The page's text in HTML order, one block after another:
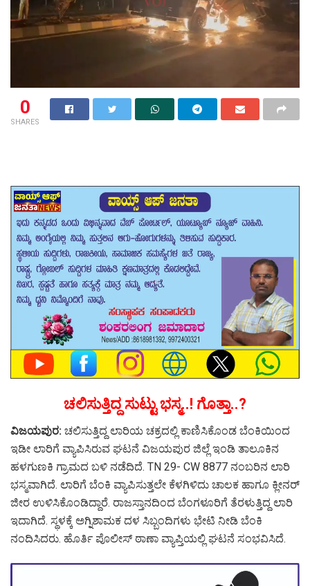
0
SHARES
ಚಲಿಸುತ್ತಿದ್ದ ಸುಟ್ಟು ಭಸ್ಮ..! ಗೊತ್ತಾ..?
ವಿಜಯಪುರ: ಚಲಿಸುತ್ತಿದ್ದ ಲಾರಿಯ ಚಕ್ರದಲ್ಲಿ‌ ಕಾಣಿಸಿಕೊಂಡ ಬೆಂಕಿಯಿಂದ
ಇಡೀ ಲಾರಿಗೆ ವ್ಯಾಪಿಸಿರುವ ಘಟನೆ ವಿಜಯಪುರ ಜಿಲ್ಲೆ ಇಂಡಿ ತಾಲೂಕಿನ
ಹಳಗುಣಕಿ ಗ್ರಾಮದ ಬಳಿ ನಡೆದಿದೆ. TN 29- CW 8877 ನಂಬರಿನ ಲಾರಿ
ಭಸ್ಮವಾಗಿದೆ. ಲಾರಿಗೆ ಬೆಂಕಿ ವ್ಯಾಪಿಸುತ್ತಲೇ ಕೆಳಗಿಳಿದು ಚಾಲಕ ಹಾಗೂ ಕ್ಲೀನರ್
ಜೀರ ಉಳಿಸಿಕೊಂಡಿದ್ದಾರೆ. ರಾಜಸ್ತಾನದಿಂದ ಬೆಂಗಳೂರಿಗೆ ತೆರಳುತ್ತಿದ್ದ ಲಾರಿ
ಇದಾಗಿದೆ. ಸ್ಥಳಕ್ಕೆ ಅಗ್ನಿಶಾಮಕ ದಳ ಸಿಬ್ಬಂದಿಗಳು ಭೇಟಿ ನೀಡಿ ಬೆಂಕಿ
ನಂದಿಸಿದರು. ಹೊರ್ತಿ ಪೊಲೀಸ್ ಠಾಣಾ ವ್ಯಾಪ್ತಿಯಲ್ಲಿ ಘಟನೆ ಸಂಭವಿಸಿದೆ.